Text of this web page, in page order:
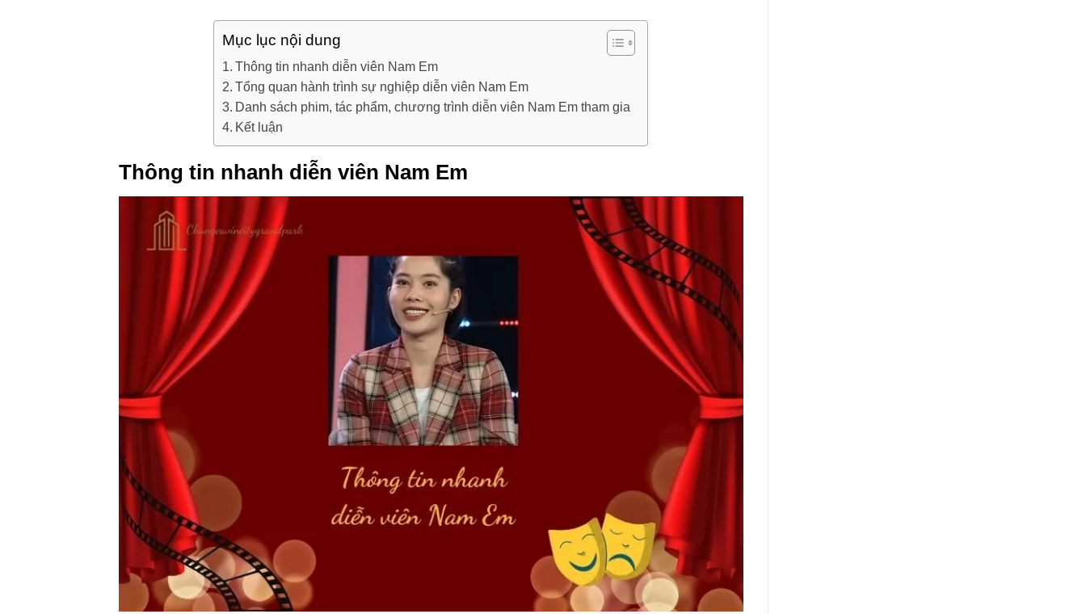
Mục lục nội dung
Thông tin nhanh diễn viên Nam Em
Tổng quan hành trình sự nghiệp diễn viên Nam Em
Danh sách phim, tác phẩm, chương trình diễn viên Nam Em tham gia
Kết luận
Thông tin nhanh diễn viên Nam Em